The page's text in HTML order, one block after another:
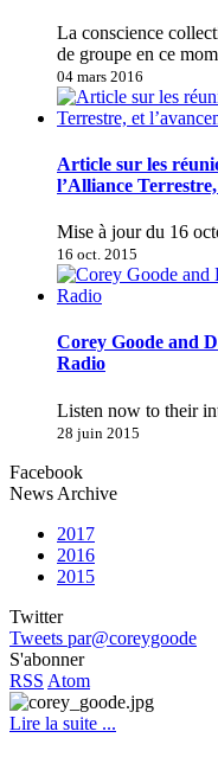
La conscience
de groupe en ce
04 mars 2016
Article sur les
l’Alliance
Mise à jour du 16
16 oct. 2015
Corey Goode and
Radio
Listen now to their
28 juin 2015
Facebook
News Archive
2017
2016
2015
Twitter
Tweets par@coreygoode
S'abonner
RSS Atom
Lire la suite ...